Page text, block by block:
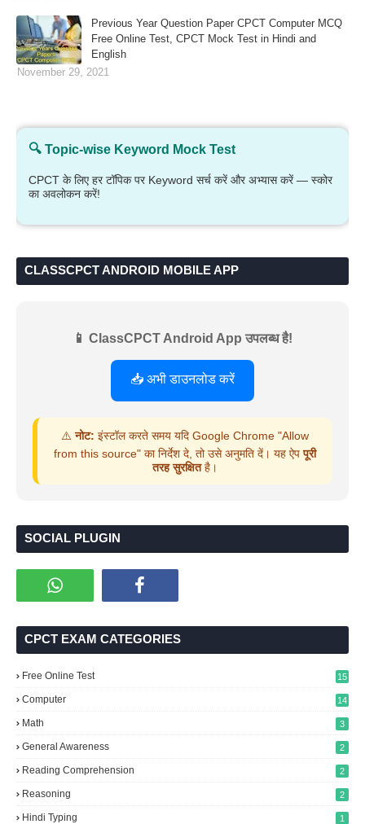
Previous Year Question Paper CPCT Computer MCQ
Free Online Test, CPCT Mock Test in Hindi and
English
November 29, 2021
🔍 Topic-wise Keyword Mock Test
CPCT के लिए हर टॉपिक पर Keyword सर्च करें और अभ्यास करें — स्कोर
का अवलोकन करें!
CLASSCPCT ANDROID MOBILE APP
📱 ClassCPCT Android App उपलब्ध है!
📥 अभी डाउनलोड करें
⚠️नोट: इंस्टॉल करते समय यदि Google Chrome "Allow
from this source" का निर्देश दे, तो उसे अनुमति दें। यह ऐपपूरी
तरह सुरक्षितहै।
SOCIAL PLUGIN
CPCT EXAM CATEGORIES
Free Online Test 15
Computer 14
Math 3
General Awareness 2
Reading Comprehension 2
Reasoning 2
Hindi Typing 1